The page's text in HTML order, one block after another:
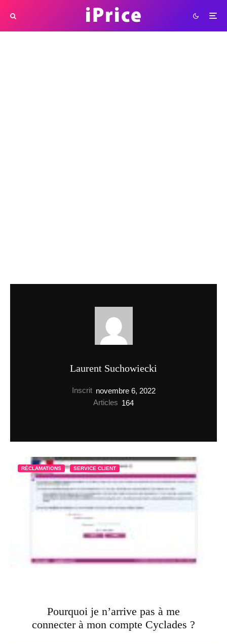
Laurent Suchowiecki
Inscrit novembre 6, 2022
Articles 164
RÉCLAMATIONS SERVICE CLIENT
Pourquoi je n’arrive pas à me
connecter à mon compte Cyclades ?